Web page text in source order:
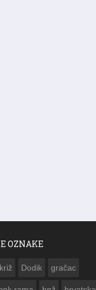
OZNAKE
Dodik gračac